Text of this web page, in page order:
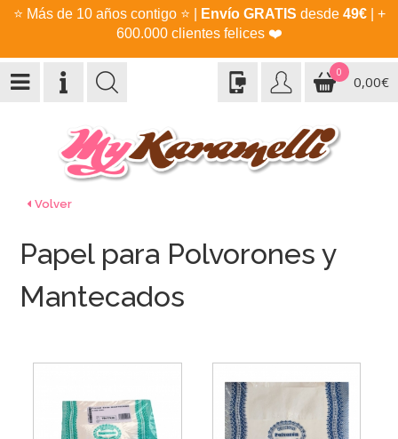
⭐ Más de 10 años contigo ⭐ Envío GRATIS desde 49€| +
600.000 clientes felices ❤️
0
0,00€
Volver
Papel para Polvorones y
Mantecados